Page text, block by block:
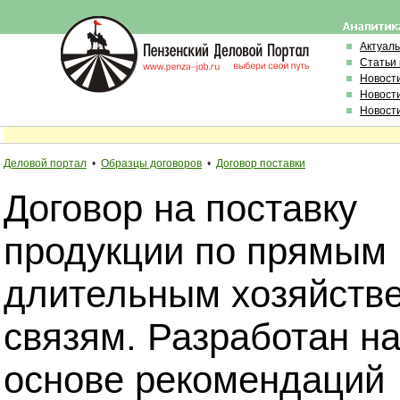
Статьи
Деловой портал • Образцы договоров • Договор поставки
Договор на поставку
продукции по прямым
длительным
связям. Разработан на
основе рекомендаций